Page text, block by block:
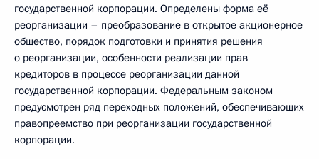
государственной корпорации. Определены форма её
реорганизации – преобразование в открытое акционерное
общество, порядок подготовки и принятия решения
о реорганизации, особенности реализации прав
кредиторов в процессе реорганизации данной
государственной корпорации. Федеральным законом
предусмотрен ряд переходных положений, обеспечивающих
правопреемство при реорганизации государственной
корпорации.